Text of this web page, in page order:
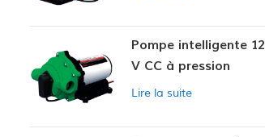
Pompe intelligente 12
V CC à pression
constante 53
Lire la suite